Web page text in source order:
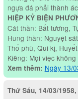
ngựa đá phải thành
HIỆP KỶ BIỆN
Cát thần: Bất tương,
Hung thần: Nguyệt
Thổ phù, Qui kị,
Kiêng: Mọi việc
Xem thêm: Ngày 13/
Thứ Sáu, 14/03/